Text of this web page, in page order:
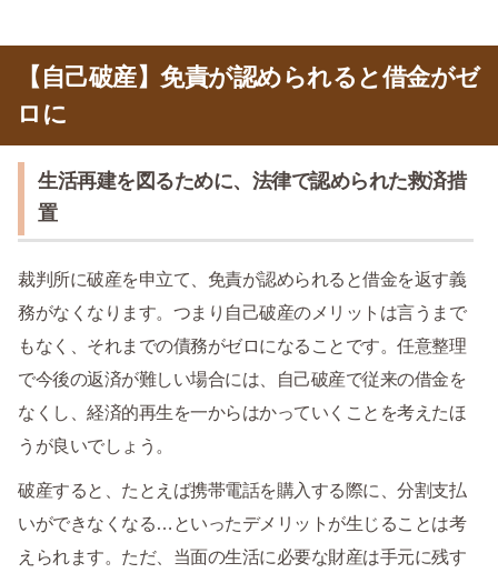
【自己破産】免責が認められると借金がゼ
ロに
生活再建を図るために、法律で認められた救済措
置
裁判所に破産を申立て、免責が認められると借金を返す義
務がなくなります。つまり自己破産のメリットは言うまで
もなく、それまでの債務がゼロになることです。任意整理
で今後の返済が難しい場合には、自己破産で従来の借金を
なくし、経済的再生を一からはかっていくことを考えたほ
うが良いでしょう。
破産すると、たとえば携帯電話を購入する際に、分割支払
いができなくなる…といったデメリットが生じることは考
えられます。ただ、当面の生活に必要な財産は手元に残す